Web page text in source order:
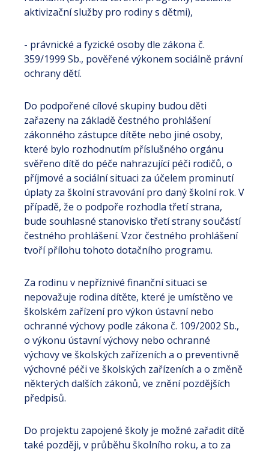
aktivizační služby pro rodiny s dětmi),
- právnické a fyzické osoby dle zákona č.
359/1999 Sb., pověřené výkonem sociálně právní
ochrany dětí.
Do podpořené cílové skupiny budou děti
zařazeny na základě čestného prohlášení
zákonného zástupce dítěte nebo jiné osoby,
které bylo rozhodnutím příslušného orgánu
svěřeno dítě do péče nahrazující péči rodičů, o
příjmové a sociální situaci za účelem prominutí
úplaty za školní stravování pro daný školní rok. V
případě, že o podpoře rozhodla třetí strana,
bude souhlasné stanovisko třetí strany součástí
čestného prohlášení. Vzor čestného prohlášení
tvoří přílohu tohoto dotačního programu.
Za rodinu v nepříznivé finanční situaci se
nepovažuje rodina dítěte, které je umístěno ve
školském zařízení pro výkon ústavní nebo
ochranné výchovy podle zákona č. 109/2002 Sb.,
o výkonu ústavní výchovy nebo ochranné
výchovy ve školských zařízeních a o preventivně
výchovné péči ve školských zařízeních a o změně
některých dalších zákonů, ve znění pozdějších
předpisů.
Do projektu zapojené školy je možné zařadit dítě
také později, v průběhu školního roku, a to za